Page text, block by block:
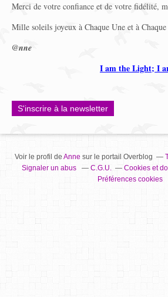
Merci de votre confiance et de votre fidélité,
Mille soleils joyeux à Chaque Une et à
@nne
I am the Light; I
S'inscrire à la newsletter
Voir le profil de Anne sur le portail Overblog
Signaler un abus
C.G.U.
Cookies et
Préférences cookies